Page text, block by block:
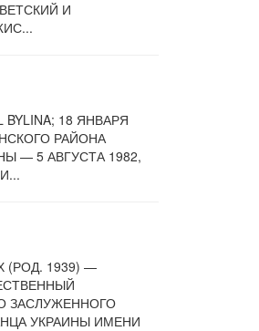
И
18 ЯНВАРЯ
РАЙОНА
— 5 АВГУСТА 1982,
1939) —
ЗАСЛУЖЕННОГО
УКРАИНЫ ИМЕНИ